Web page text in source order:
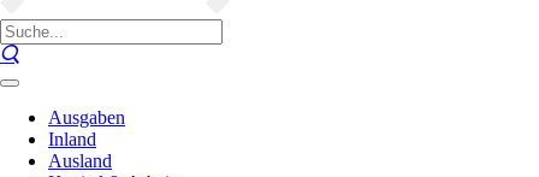
Ausgaben
Inland
Ausland